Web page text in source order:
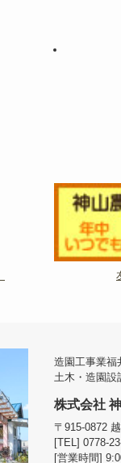
造園工事業福
土木・造園設
株式会社
〒915-0872
[TEL] 0778-
[営業時間]